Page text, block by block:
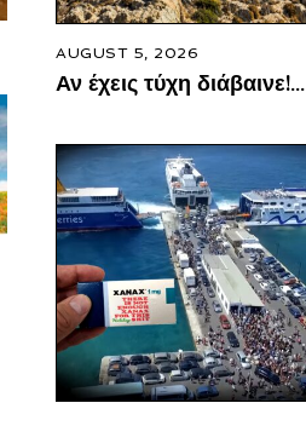
AUGUST 5, 2026
Αν έχεις τύχη διάβαινε!…